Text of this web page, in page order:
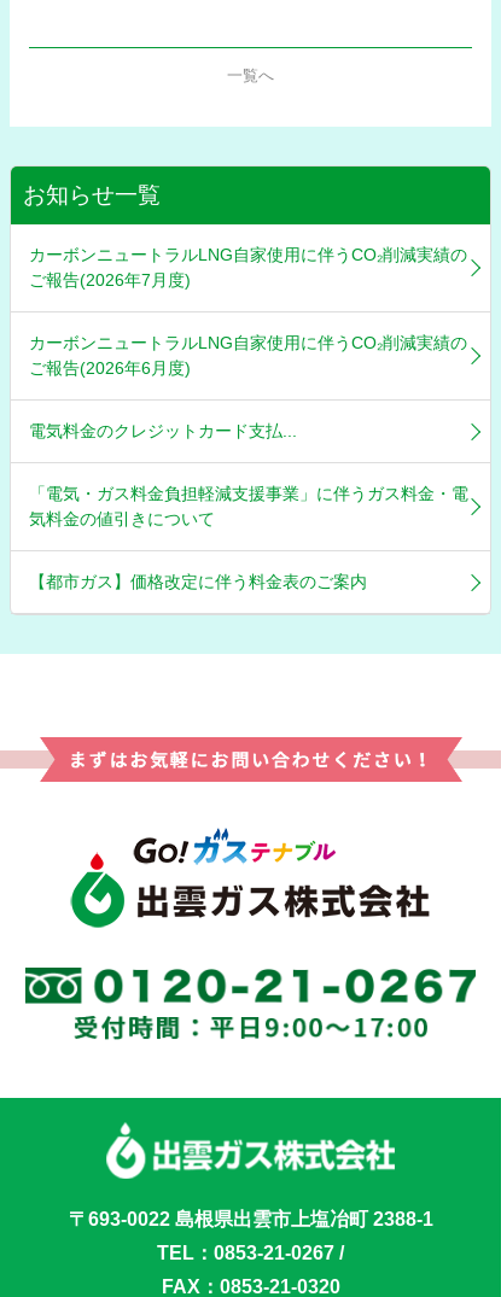
一覧へ
お知らせ一覧
カーボンニュートラルLNG自家使用に伴うCO₂削減実績の
ご報告(2026年7月度)
カーボンニュートラルLNG自家使用に伴うCO₂削減実績の
ご報告(2026年6月度)
電気料金のクレジットカード支払...
「電気・ガス料金負担軽減支援事業」に伴うガス料金・電
気料金の値引きについて
【都市ガス】価格改定に伴う料金表のご案内
〒693-0022 島根県出雲市上塩冶町 2388-1
TEL： 0853-21-0267 /
FAX：0853-21-0320